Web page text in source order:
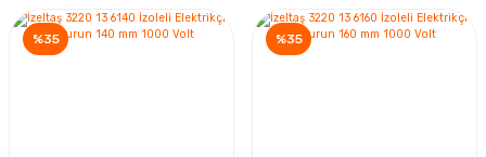
%35 %35